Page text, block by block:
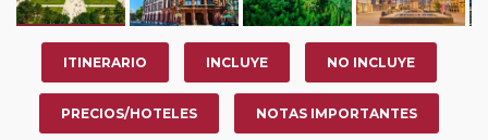
ITINERARIO INCLUYE NO INCLUYE
PRECIOS/HOTELES NOTAS IMPORTANTES